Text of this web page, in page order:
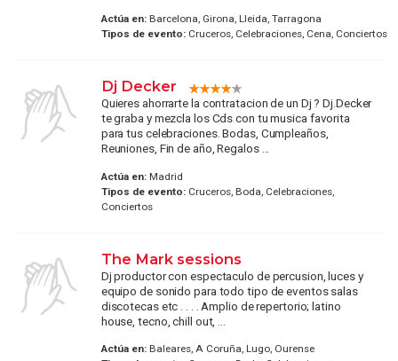
Actúa en:Barcelona, Girona, Lleida, Tarragona
Tipos de evento:Cruceros, Celebraciones, Cena, Conciertos
Dj Decker
Quieres ahorrarte la contratacion de un Dj ? Dj.Decker
te graba y mezcla los Cds con tu musica favorita
para tus celebraciones. Bodas, Cumpleaños,
Reuniones, Fin de año, Regalos ...
Actúa en:Madrid
Tipos de evento:Cruceros, Boda, Celebraciones,
Conciertos
The Mark sessions
Dj productor con espectaculo de percusion, luces y
equipo de sonido para todo tipo de eventos salas
discotecas etc . . . . Amplio de repertorio; latino
house, tecno, chill out, ...
Actúa en:Baleares, A Coruña, Lugo, Ourense